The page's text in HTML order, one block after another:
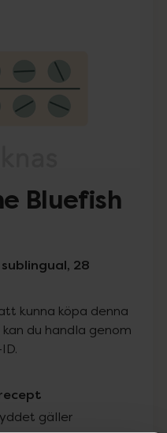
Bluefish
28
kunna köpa denna
du handla genom
gäller